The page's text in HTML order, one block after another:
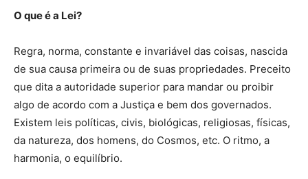
O que é a Lei?
Regra, norma, constante e invariável das coisas, nascida
de sua causa primeira ou de suas propriedades. Preceito
que dita a autoridade superior para mandar ou proibir
algo de acordo com a Justiça e bem dos governados.
Existem leis políticas, civis, biológicas, religiosas, físicas,
da natureza, dos homens, do Cosmos, etc. O ritmo, a
harmonia, o equilíbrio.